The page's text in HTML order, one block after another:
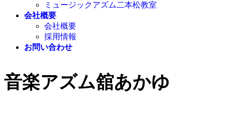
ミュージックアズム二本松教室
会社概要
会社概要
採用情報
お問い合わせ
音楽アズム舘あかゆ